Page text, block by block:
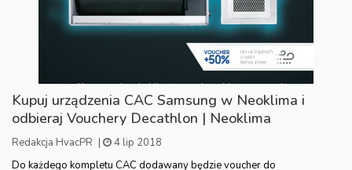
Kupuj urządzenia CAC Samsung w Neoklima i
odbieraj Vouchery Decathlon | Neoklima
Redakcja HvacPR |
4 lip 2018
Do każdego kompletu CAC dodawany będzie voucher do